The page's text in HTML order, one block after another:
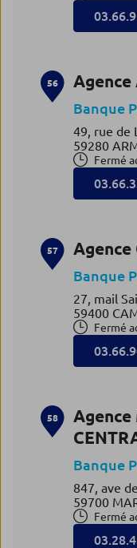
56 Agence
Banque
49, rue de
59280
Fermé
57 Agence
Banque
27, mail
59400
Fermé
58
Agence
Banque
847, ave
59700
Fermé